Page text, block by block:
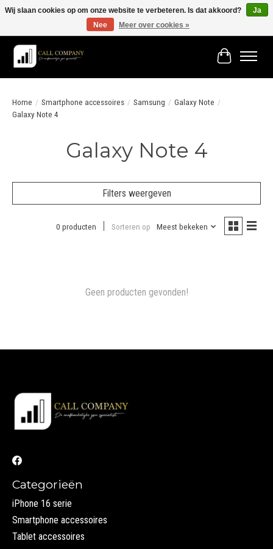
Vóór 19:00 besteld morgen in huis!
Winkelwagen
Home / Smartphone accessoires / Samsung / Galaxy Note /
Galaxy Note 4
Galaxy Note 4
Filters weergeven
0 producten Sorteren op Meest bekeken
Geen producten gevonden!
Categorieën
iPhone 16 serie
Smartphone accessoires
Tablet accessoires
Wij slaan cookies op om onze website te verbeteren. Is dat akkoord?
Ja
Nee
Meer over cookies »